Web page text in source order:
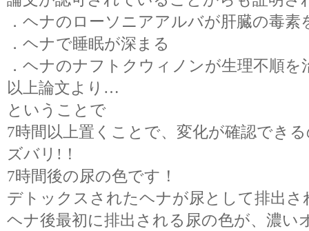
．ヘナのローソニアアルバが肝臓の毒素
．ヘナで睡眠が深まる
．ヘナのナフトクウィノンが生理不順を
以上論文より…
ということで
7時間以上置くことで、変化が確認でき
ズバリ!！
7時間後の尿の色です！
デトックスされたヘナが尿として排出さ
ヘナ後最初に排出される尿の色が、濃い